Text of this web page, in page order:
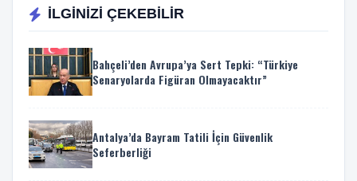
İLGİNİZİ ÇEKEBİLİR
Bahçeli’den Avrupa’ya Sert Tepki: “Türkiye
Senaryolarda Figüran Olmayacaktır”
Antalya’da Bayram Tatili İçin Güvenlik
Seferberliği